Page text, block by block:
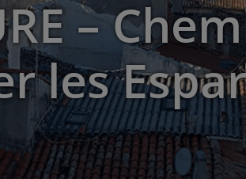
–
les